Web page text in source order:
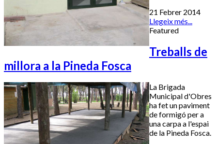
21 Febrer 2014
Llegeix més...
Featured
Treballs de
millora a la Pineda Fosca
La Brigada
Municipal d'Obres
ha fet un paviment
de formigó per a
una carpa a l'espai
de la Pineda Fosca.